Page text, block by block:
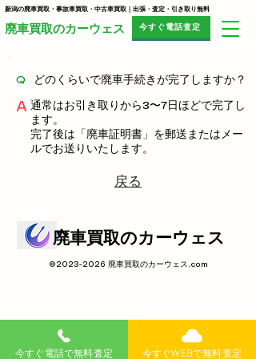
今すぐ電話査定
​廃車買取のカーウェス
新潟の廃車買取・事故車買取・中古車買取｜出張・査定・引き取り無料
Q どのくらいで廃車手続きが完了しますか？
A 通常はお引き取りから3〜7日ほどで完了し
ます。
完了後は「廃車証明書」を郵送またはメー
ルでお送りいたします。
戻る
廃車買取のカーウェス
© 2023-2026 廃車買取のカーウェス.com
今すぐ電話で無料査定 今すぐWEBで無料査定